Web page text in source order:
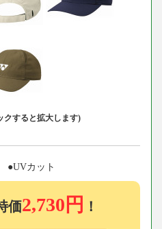
クすると拡大します)
●UVカット
価2,730円 ！